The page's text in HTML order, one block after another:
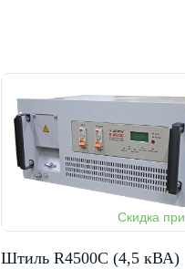
Штиль R4500C (4,5 кВА)